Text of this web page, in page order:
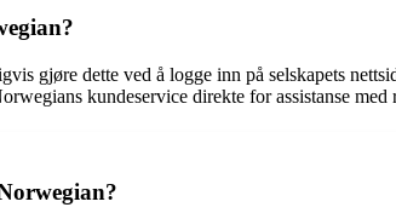
gjøre dette ved å logge inn på selskapets
kundeservice direkte for assistanse med